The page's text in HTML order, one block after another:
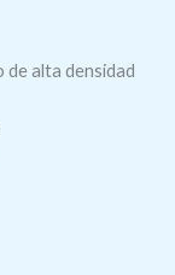
alta densidad